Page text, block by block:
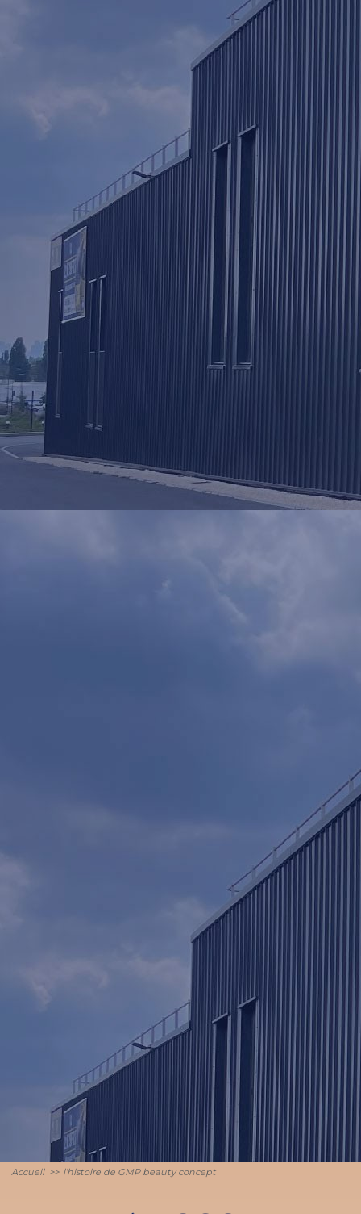
Accueil >> l’histoire de GMP beauty concept